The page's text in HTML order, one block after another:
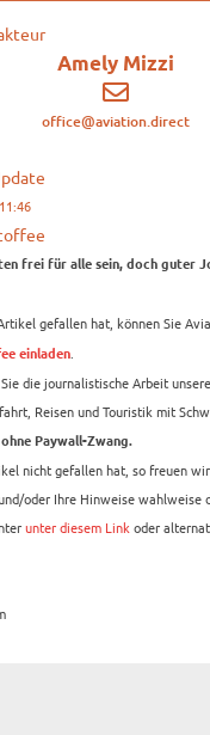
Amely Mizzi
office@aviation.direct
11:46
frei für alle sein, doch guter
gefallen hat, können Sie
einladen
die journalistische Arbeit
Reisen und Touristik mit
Paywall-Zwang.
nicht gefallen hat, so freuen
oder Ihre Hinweise wahlweise
unter diesem Link oder